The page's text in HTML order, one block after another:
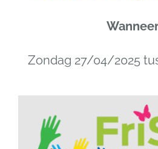
Zondag 27/04/2025